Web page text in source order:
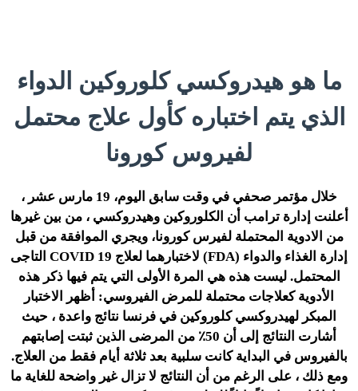
ما هو هيدروكسي كلوروكين الدواء
الذي يتم اختباره كأول علاج محتمل
لفيروس كورونا
خلال مؤتمر صحفي في وقت سابق اليوم، 19 مارس عشر ،
أعلنت إدارة ترامب أن الكلوروكين وهيدروكسي ، من بين غيرها
من الادوية المحتملة لفيرس كورونا، ويجري الموافقة من قبل
إدارة الغذاء والدواء (FDA) لاختبارهما لعلاج COVID 19 التاجى
المحتمل. ليست هذه هي المرة الأولى التي يتم فيها ذكر هذه
الأدوية كعلاجات محتملة للمرض الفيروسي: أظهر الاختبار
المبكر لهيدروكسي كلوروكين في فرنسا نتائج واعدة ، حيث
أشارت النتائج إلى أن 50٪ من المرضى الذين ثبتت إصابتهم
بالفيروس في البداية كانت سلبية بعد ثلاثة أيام فقط من العلاج.
ومع ذلك ، على الرغم من أن النتائج لا تزال غير واضحة للغاية ما